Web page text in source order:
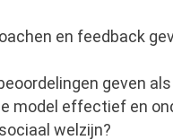
en feedback
geven
model effectief en
welzijn?